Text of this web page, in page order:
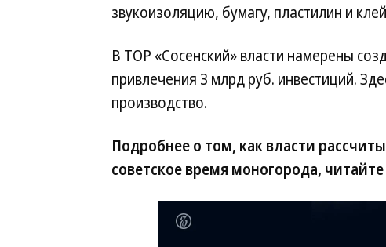
звукоизоляцию, бумагу, пластилин и
В ТОР «Сосенский» власти намерены
привлечения 3 млрд руб. инвестиций.
производство.
Подробнее о том, как власти
советское время моногорода, читайте